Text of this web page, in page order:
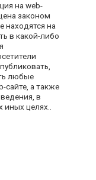
на web-
законом
находятся на
в какой-либо
любые
а также
в
целях..